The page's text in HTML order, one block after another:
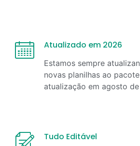
Atualizado em 2026
Estamos sempre
novas planilhas ao
atualização em agosto de
Tudo Editável